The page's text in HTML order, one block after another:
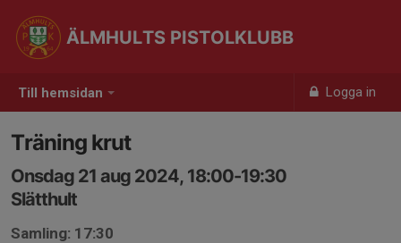
Till hemsidan Logga in
ÄLMHULTS PISTOLKLUBB
Träning krut
Onsdag 21 aug 2024, 18:00-19:30
Slätthult
Samling: 17:30